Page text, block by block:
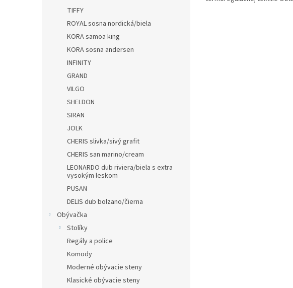
TIFFY
ROYAL sosna nordická/biela
KORA samoa king
KORA sosna andersen
INFINITY
GRAND
VILGO
SHELDON
SIRAN
JOLK
CHERIS slivka/sivý grafit
CHERIS san marino/cream
LEONARDO dub riviera/biela s extra
vysokým leskom
PUSAN
DELIS dub bolzano/čierna
Obývačka
Stolíky
Regály a police
Komody
Moderné obývacie steny
Klasické obývacie steny